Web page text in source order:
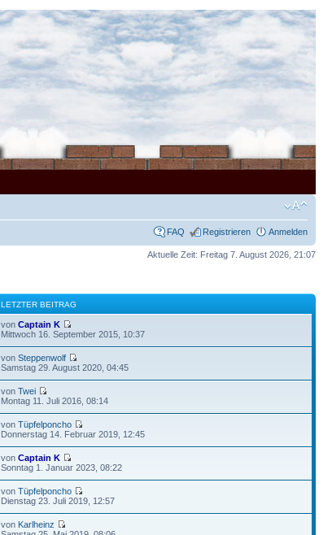
FAQ Registrieren Anmelden
Aktuelle Zeit: Freitag 7. August 2026, 21:07
LETZTER BEITRAG
vonCaptain K
Mittwoch 16. September 2015, 10:37
vonSteppenwolf
Samstag 29. August 2020, 04:45
vonTwei
Montag 11. Juli 2016, 08:14
vonTüpfelponcho
Donnerstag 14. Februar 2019, 12:45
vonCaptain K
Sonntag 1. Januar 2023, 08:22
vonTüpfelponcho
Dienstag 23. Juli 2019, 12:57
von Karlheinz